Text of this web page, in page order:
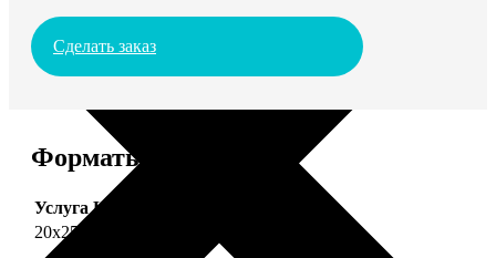
Сделать заказ
Форматы и цены
Услуга Цена, руб.
20х25